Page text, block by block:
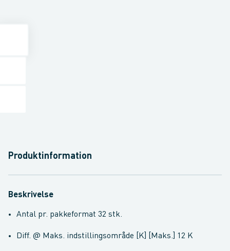
Produktinformation
Beskrivelse
Antal pr. pakkeformat 32 stk.
Diff. @ Maks. indstillingsområde [K] [Maks.] 12 K